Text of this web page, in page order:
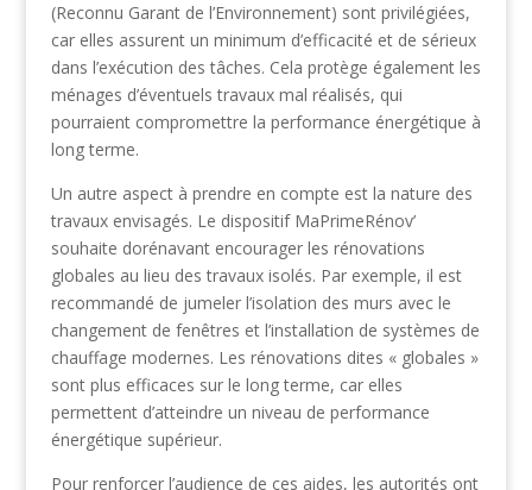
(Reconnu Garant de l’Environnement) sont privilégiées,
car elles assurent un minimum d’efficacité et de sérieux
dans l’exécution des tâches. Cela protège également les
ménages d’éventuels travaux mal réalisés, qui
pourraient compromettre la performance énergétique à
long terme.
Un autre aspect à prendre en compte est la nature des
travaux envisagés. Le dispositif MaPrimeRénov’
souhaite dorénavant encourager les rénovations
globales au lieu des travaux isolés. Par exemple, il est
recommandé de jumeler l’isolation des murs avec le
changement de fenêtres et l’installation de systèmes de
chauffage modernes. Les rénovations dites « globales »
sont plus efficaces sur le long terme, car elles
permettent d’atteindre un niveau de performance
énergétique supérieur.
Pour renforcer l’audience de ces aides, les autorités ont